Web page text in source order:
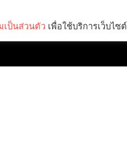
เป็นส่วนตัว เพื่อใช้บริการเว็บไซต์